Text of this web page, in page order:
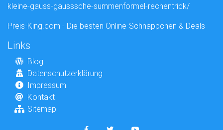
kleine-gauss-gausssche-summenformel-rechentrick/
Preis-King.com - Die besten Online-Schnäppchen & Deals
Links
Blog
Datenschutzerklärung
Impressum
Kontakt
Sitemap